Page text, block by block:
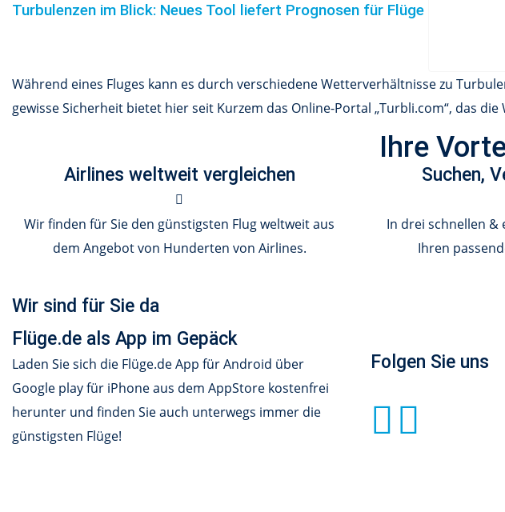
Turbulenzen im Blick: Neues Tool liefert Prognosen für Flüge
Während eines Fluges kann es durch verschiedene Wetterverhältnisse zu
gewisse Sicherheit bietet hier seit Kurzem das Online-Portal „Turbli.com“, das
Ihre
Airlines weltweit vergleichen
Wir finden für Sie den günstigsten Flug weltweit aus
dem Angebot von Hunderten von Airlines.
Suchen,
In drei schnellen &
Ihren
Wir sind für Sie da
Flüge.de als App im Gepäck
Laden Sie sich die Flüge.de App für Android über
Google play für iPhone aus dem AppStore kostenfrei
herunter und finden Sie auch unterwegs immer die
günstigsten Flüge!
Folgen Sie uns